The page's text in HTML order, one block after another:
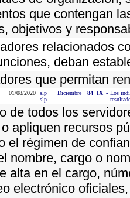
que contengan
objetivos y
relacionados
deban
que permitan
01/08/2020
slp
slp
Diciembre 84 IX - Los
de todos los
apliquen recursos
el régimen de
nombre, cargo o
alta en el cargo,
electrónico